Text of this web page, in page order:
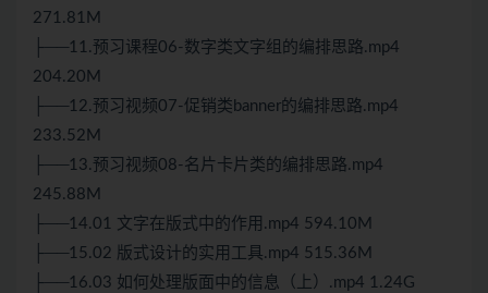
271.81M
├──11.预习课程06-数字类文字组的编排思路.mp4
204.20M
├──12.预习视频07-促销类banner的编排思路.mp4
233.52M
├──13.预习视频08-名片卡片类的编排思路.mp4
245.88M
├──14.01 文字在版式中的作用.mp4 594.10M
├──15.02 版式设计的实用工具.mp4 515.36M
├──16.03 如何处理版面中的信息（上）.mp4 1.24G